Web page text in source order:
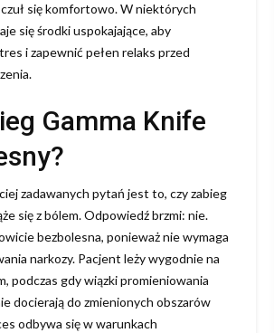
się komfortowo. W niektórych
się środki uspokajające, aby
i zapewnić pełen relaks przed
Gamma Knife
zadawanych pytań jest to, czy zabieg
się z bólem. Odpowiedź brzmi: nie.
bezbolesna, ponieważ nie wymaga
narkozy. Pacjent leży wygodnie na
podczas gdy wiązki promieniowania
docierają do zmienionych obszarów
odbywa się w warunkach